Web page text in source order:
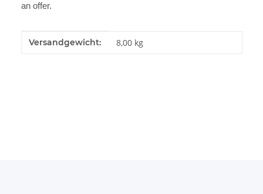
an offer.
Produkteigenschaft
Wert
Versandgewicht: 8,00 kg